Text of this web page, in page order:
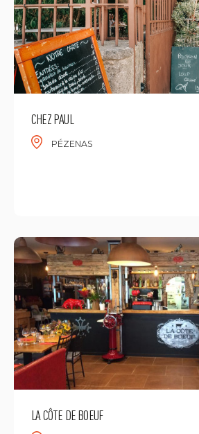
CHEZ PAUL
PÉZENAS
LA CÔTE DE BOEUF